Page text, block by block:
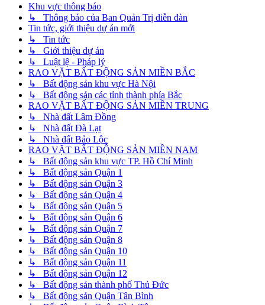
Khu vực thông báo
↳ Thông báo của Ban Quản Trị diễn đàn
Tin tức, giới thiệu dự án mới
↳ Tin tức
↳ Giới thiệu dự án
↳ Luật lệ - Pháp lý
RAO VẶT BẤT ĐỘNG SẢN MIỀN BẮC
↳ Bất động sản khu vực Hà Nội
↳ Bất động sản các tỉnh thành phía Bắc
RAO VẶT BẤT ĐỘNG SẢN MIỀN TRUNG
↳ Nhà đất Lâm Đồng
↳ Nhà đất Đà Lạt
↳ Nhà đất Bảo Lộc
RAO VẶT BẤT ĐỘNG SẢN MIỀN NAM
↳ Bất động sản khu vực TP. Hồ Chí Minh
↳ Bất động sản Quận 1
↳ Bất động sản Quận 3
↳ Bất động sản Quận 4
↳ Bất động sản Quận 5
↳ Bất động sản Quận 6
↳ Bất động sản Quận 7
↳ Bất động sản Quận 8
↳ Bất động sản Quận 10
↳ Bất động sản Quận 11
↳ Bất động sản Quận 12
↳ Bất động sản thành phố Thủ Đức
↳ Bất động sản Quận Tân Bình